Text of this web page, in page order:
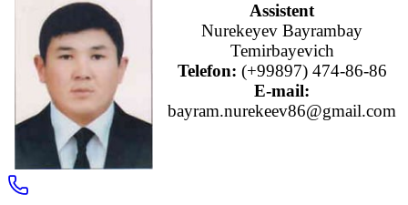
Assistent
Nurekeyev Bayrambay
Temirbayevich
Telefon: (+99897) 474-86-86
E-mail:
bayram.nurekeev86@gmail.com